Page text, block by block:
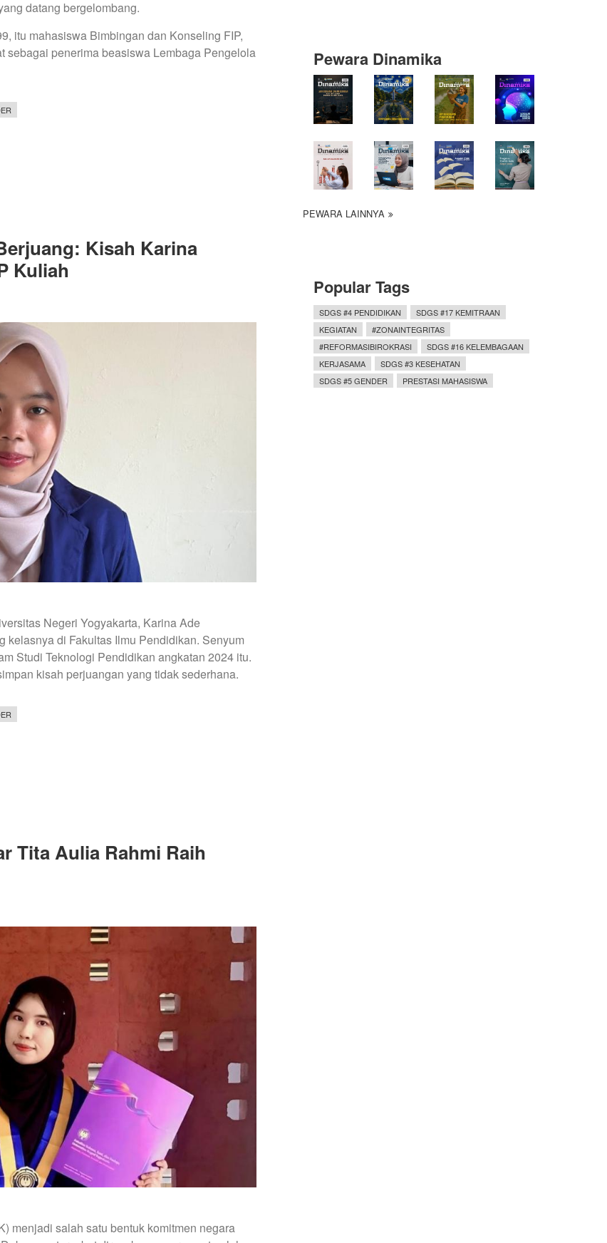
datang bergelombang.
itu mahasiswa Bimbingan dan Konseling FIP,
sebagai penerima beasiswa Lembaga Pengelola
Kisah Karina
Kuliah
Negeri Yogyakarta, Karina Ade
kelasnya di Fakultas Ilmu Pendidikan. Senyum
Studi Teknologi Pendidikan angkatan 2024 itu.
kisah perjuangan yang tidak sederhana.
Tita Aulia Rahmi Raih
menjadi salah satu bentuk komitmen negara
Pewara Dinamika
PEWARA LAINNYA
Popular Tags
SDGS #4 PENDIDIKAN
SDGS #17 KEMITRAAN
KEGIATAN
#ZONAINTEGRITAS
#REFORMASIBIROKRASI
SDGS #16 KELEMBAGAAN
KERJASAMA
SDGS #3 KESEHATAN
SDGS #5 GENDER
PRESTASI MAHASISWA